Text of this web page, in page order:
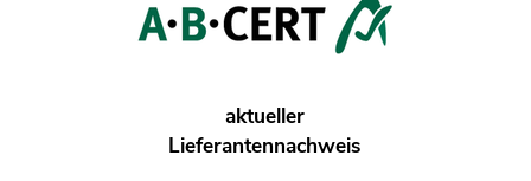
aktueller
Lieferantennachweis